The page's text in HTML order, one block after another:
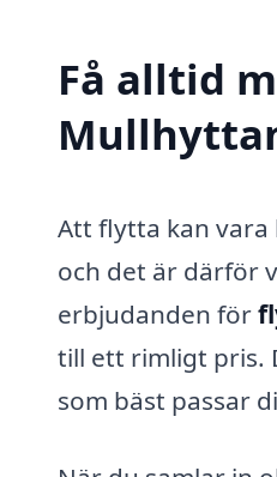
Få alltid
Att flytta kan vara
och det är därför
erbjudanden för
till ett rimligt pris.
som bäst passar